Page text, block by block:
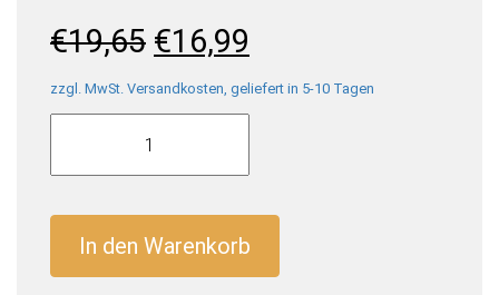
€19,65 Ursprünglicher
Preis
war:
€19,65
€16,99
Preis
ist:
€16,99.
zzgl. MwSt. Versandkosten, geliefert in 5-10 Tagen
Raak
Vruchtensiroop
Aardbeien
0,75
Liter)
In den Warenkorb